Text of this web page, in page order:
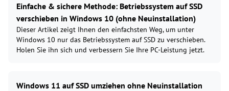
Einfache & sichere Methode: Betriebssystem auf SSD
verschieben in Windows 10 (ohne Neuinstallation)
Dieser Artikel zeigt Ihnen den einfachsten Weg, um unter
Windows 10 nur das Betriebssystem auf SSD zu verschieben.
Holen Sie ihn sich und verbessern Sie Ihre PC-Leistung jetzt.
Windows 11 auf SSD umziehen ohne Neuinstallation